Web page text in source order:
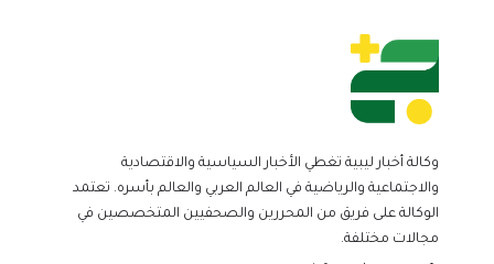
وكالة أخبار ليبية تغطي الأخبار السياسية والاقتصادية
والاجتماعية والرياضية في العالم العربي والعالم بأسره. تعتمد
الوكالة على فريق من المحررين والصحفيين المتخصصين في
مجالات مختلفة.